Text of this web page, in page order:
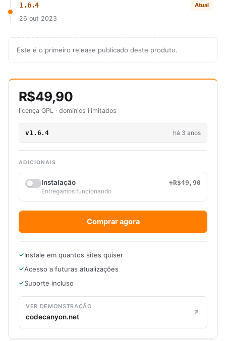
1.6.4 Atual
26 out 2023
Este é o primeiro release publicado deste produto.
R$49,90
licença GPL · domínios ilimitados
v1.6.4 há 3 anos
ADICIONAIS
Instalação
+R$49,90
Entregamos funcionando
Comprar agora
Instale em quantos sites quiser
Acesso a futuras atualizações
Suporte incluso
VER DEMONSTRAÇÃO
codecanyon.net